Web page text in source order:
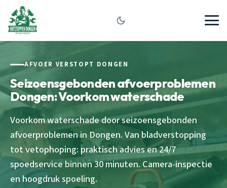
AFVOER VERSTOPT DONGEN
Seizoensgebonden afvoerproblemen
Dongen: Voorkom waterschade
Voorkom waterschade door seizoensgebonden
afvoerproblemen in Dongen. Van bladverstopping
tot vetophoping: praktisch advies en 24/7
spoedservice binnen 30 minuten. Camera-inspectie
en hoogdruk spoeling.